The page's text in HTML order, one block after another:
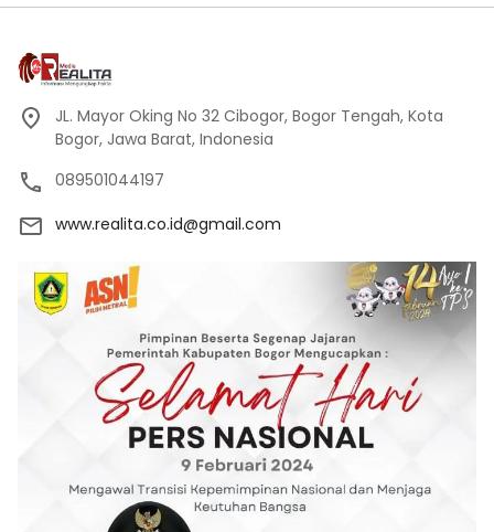
JL. Mayor Oking No 32 Cibogor, Bogor Tengah, Kota
Bogor, Jawa Barat, Indonesia
089501044197
www.realita.co.id@gmail.com